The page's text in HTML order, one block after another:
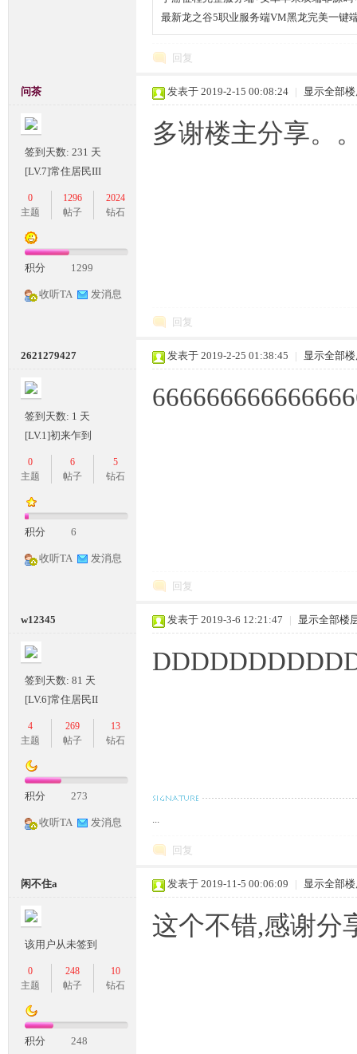
龙,
论
最新龙之谷5职业服务端VM黑龙完美一键
回复
问茶
签到天数: 231 天
[LV.7]常住居民III
0
主题
1296
帖子
2024
钻石
积分 1299
收听TA 发消息
发表于 2019-2-15 00:08:24 | 显示全部
多谢楼主分享。
回复
2621279427
签到天数: 1 天
[LV.1]初来乍到
0
主题
6
帖子
5
钻石
积分 6
收听TA 发消息
发表于 2019-2-25 01:38:45 | 显示全部
回复
w12345
签到天数: 81 天
[LV.6]常住居民II
4
主题
269
帖子
13
钻石
积分 273
收听TA 发消息
发表于 2019-3-6 12:21:47 | 显示全部楼
...
回复
闲不住a
该用户从未签到
0
主题
248
帖子
10
钻石
积分 248
发表于 2019-11-5 00:06:09 | 显示全部
这个不错,感谢分